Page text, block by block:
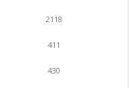
2118
411
430